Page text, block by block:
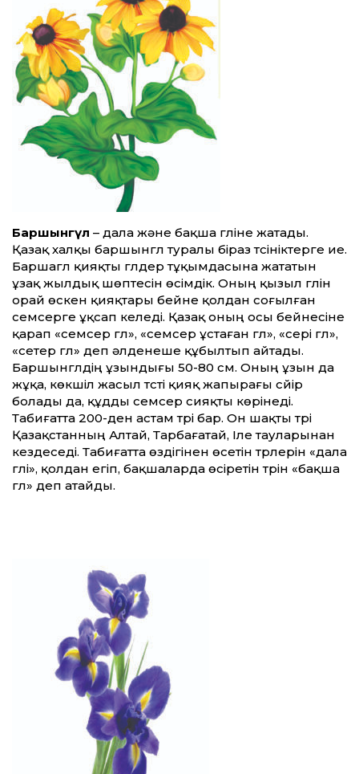
Баршынгүл – дала және бақша гүліне жатады.
Қазақ халқы баршынгүл туралы біраз түсініктерге ие.
Баршагүл қияқты гүлдер тұқымдасына жататын
ұзақ жылдық шөптесін өсімдік. Оның қызыл гүлін
орай өскен қияқтары бейне қолдан соғылған
семсерге ұқсап келеді. Қазақ оның осы бейнесіне
қарап «семсер гүл», «семсер ұстаған гүл», «сері гүл»,
«сетер гүл» деп әлденеше құбылтып айтады.
Баршынгүлдің ұзындығы 50-80 см. Оның ұзын да
жұқа, көкшіл жасыл түсті қияқ жапырағы сүйір
болады да, құдды семсер сияқты көрінеді.
Табиғатта 200-ден астам түрі бар. Он шақты түрі
Қазақстанның Алтай, Тарбағатай, Іле тауларынан
кездеседі. Табиғатта өздігінен өсетін түрлерін «дала
гүлі», қолдан егіп, бақшаларда өсіретін түрін «бақша
гүл» деп атайды.